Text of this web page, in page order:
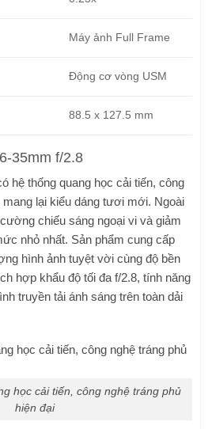
Máy ảnh Full Frame
Động cơ vòng USM
88.5 x 127.5 mm
35mm f/2.8
hệ thống quang học cải tiến, công
mang lại kiểu dáng tươi mới. Ngoài
chiếu sáng ngoại vi và giảm
nhỏ nhất. Sản phẩm cung cấp
hình ảnh tuyệt vời cùng độ bền
hợp khẩu độ tối đa f/2.8, tính năng
truyền tải ánh sáng trên toàn dải
học cải tiến, công nghệ tráng phủ
hiện đại